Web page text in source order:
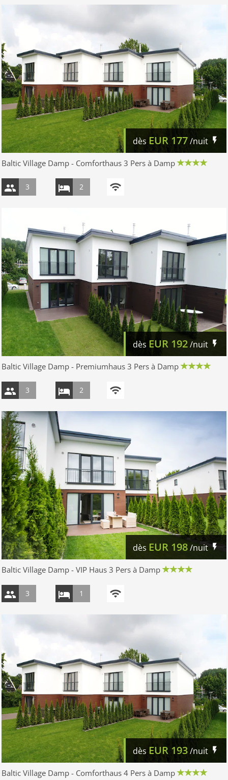
dès EUR 177/nuit
Baltic Village Damp - Comforthaus 3 Pers à Damp
3 2
dès EUR 192/nuit
Baltic Village Damp - Premiumhaus 3 Pers à Damp
3 2
dès EUR 198/nuit
Baltic Village Damp - VIP Haus 3 Pers à Damp
3 1
dès EUR 193/nuit
Baltic Village Damp - Comforthaus 4 Pers à Damp